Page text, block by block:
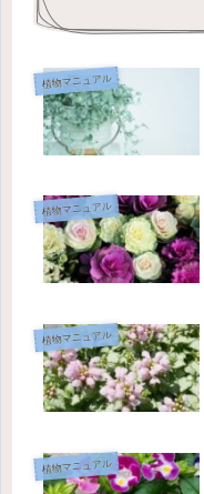
植物マニュアル
植物マニュアル
植物マニュアル
植物マニュアル